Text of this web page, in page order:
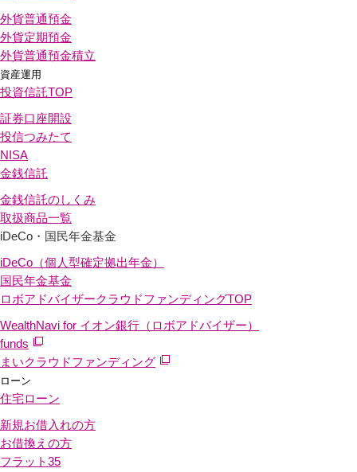
外貨普通預金
外貨定期預金
外貨普通預金積立
資産運用
投資信託TOP
証券口座開設
投信つみたて
NISA
金銭信託
金銭信託のしくみ
取扱商品一覧
iDeCo・国民年金基金
iDeCo（個人型確定拠出年金）
国民年金基金
ロボアドバイザークラウドファンディングTOP
WealthNavi for イオン銀行（ロボアドバイザー）
funds
まいクラウドファンディング
ローン
住宅ローン
新規お借入れの方
お借換えの方
フラット35